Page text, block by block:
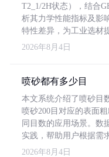
T2_1/2H状态），结合
析其力学性能指标及影
特性差异，为工业选材
2026年8月4日
喷砂都有多少目
本文系统介绍了喷砂目
喷砂200目对应的表面
同目数的应用场景。数
实践，帮助用户根据需
2026年8月4日